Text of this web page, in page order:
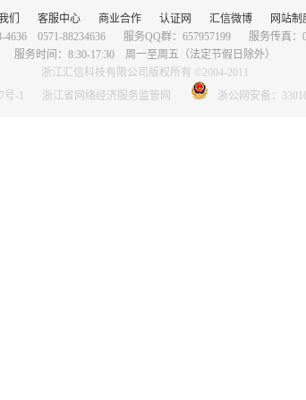
们 客服中心 商业合作 认证网 汇信微博
网站制
4636 0571-88234636
服务QQ群：657957199
服务传真：
服务时间：8:30-17:30 周一至周五（法定节假日除外）
浙江汇信科技有限公司版权所有 ©2004-2011
-1
浙江省网络经济服务监管网 浙公网安备：